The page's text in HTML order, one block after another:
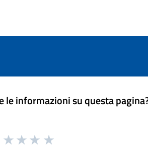
le informazioni su questa